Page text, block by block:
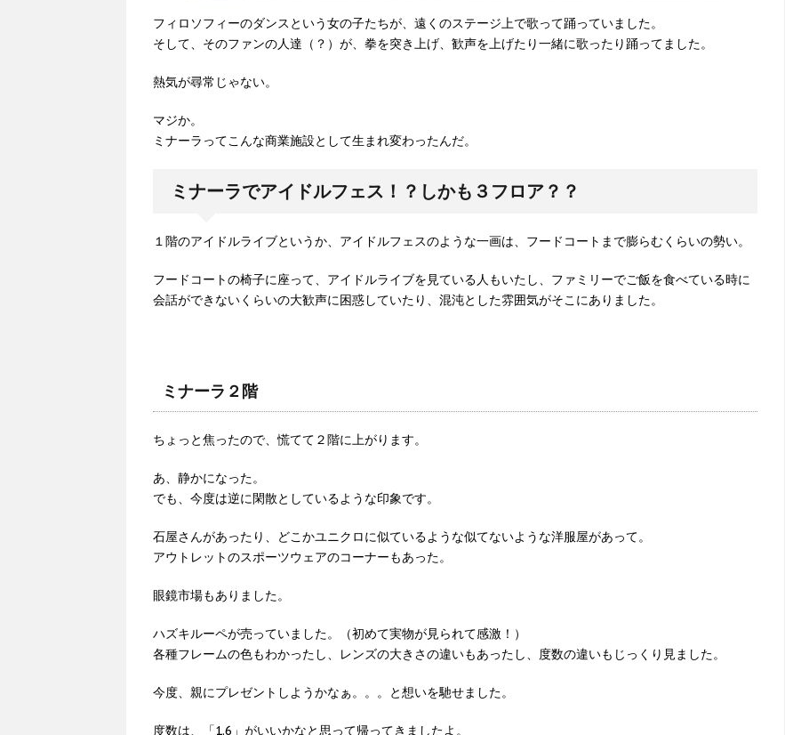
フィロソフィーのダンスという女の子たちが、遠くのステージ上で歌って踊っていました。
そして、そのファンの人達（？）が、拳を突き上げ、歓声を上げたり一緒に歌ったり踊ってました。
熱気が尋常じゃない。
マジか。
ミナーラってこんな商業施設として生まれ変わったんだ。
ミナーラでアイドルフェス！？しかも３フロア？？
１階のアイドルライブというか、アイドルフェスのような一画は、フードコートまで膨らむくらいの勢い。
フードコートの椅子に座って、アイドルライブを見ている人もいたし、ファミリーでご飯を食べている時に
会話ができないくらいの大歓声に困惑していたり、混沌とした雰囲気がそこにありました。
ミナーラ２階
ちょっと焦ったので、慌てて２階に上がります。
あ、静かになった。
でも、今度は逆に閑散としているような印象です。
石屋さんがあったり、どこかユニクロに似ているような似てないような洋服屋があって。
アウトレットのスポーツウェアのコーナーもあった。
眼鏡市場もありました。
ハズキルーペが売っていました。（初めて実物が見られて感激！）
各種フレームの色もわかったし、レンズの大きさの違いもあったし、度数の違いもじっくり見ました。
今度、親にプレゼントしようかなぁ。。。と想いを馳せました。
度数は、「1.6」がいいかなと思って帰ってきましたよ。